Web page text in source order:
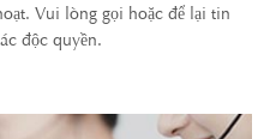
Vui lòng gọi hoặc để lại tin
độc quyền.